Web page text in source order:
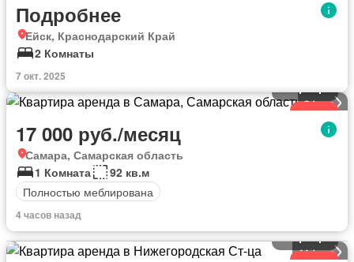
Подробнее
Ейск, Краснодарский Край
2 Комнаты
7 окт. 2025
3фото
17 000 руб./месяц
Самара, Самарская область
1 Комната
92 кв.м
Полностью меблирована
4 часов назад
11фото
Квартира